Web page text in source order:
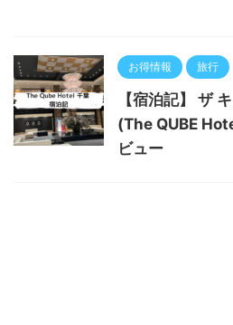
お得情報 旅行
【宿泊記】 ザ
(The QUBE
ビュー